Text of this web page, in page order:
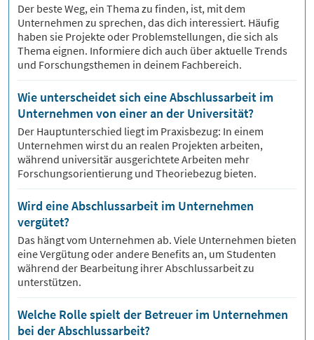
Der beste Weg, ein Thema zu finden, ist, mit dem
Unternehmen zu sprechen, das dich interessiert. Häufig
haben sie Projekte oder Problemstellungen, die sich als
Thema eignen. Informiere dich auch über aktuelle Trends
und Forschungsthemen in deinem Fachbereich.
Wie unterscheidet sich eine Abschlussarbeit im
Unternehmen von einer an der Universität?
Der Hauptunterschied liegt im Praxisbezug: In einem
Unternehmen wirst du an realen Projekten arbeiten,
während universitär ausgerichtete Arbeiten mehr
Forschungsorientierung und Theoriebezug bieten.
Wird eine Abschlussarbeit im Unternehmen
vergütet?
Das hängt vom Unternehmen ab. Viele Unternehmen bieten
eine Vergütung oder andere Benefits an, um Studenten
während der Bearbeitung ihrer Abschlussarbeit zu
unterstützen.
Welche Rolle spielt der Betreuer im Unternehmen
bei der Abschlussarbeit?